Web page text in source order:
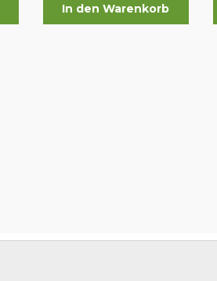
In den Warenkorb